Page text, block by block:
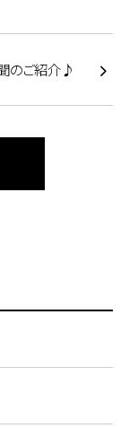
のご紹介♪